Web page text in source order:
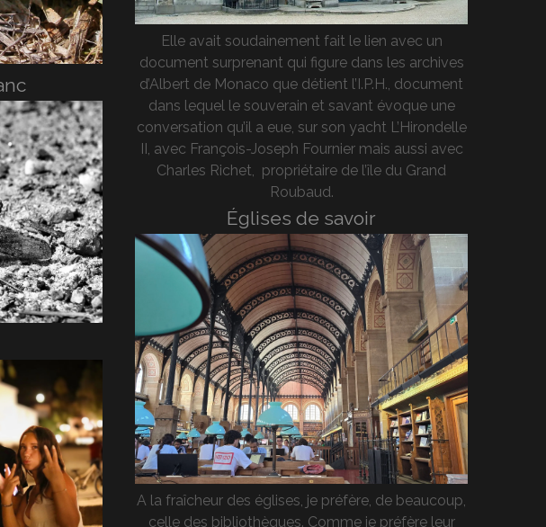
Elle avait soudainement fait le lien avec un
document surprenant qui figure dans les archives
d’Albert de Monaco que détient l’I.P.H., document
dans lequel le souverain et savant évoque une
conversation qu’il a eue, sur son yacht L’Hirondelle
II, avec François-Joseph Fournier mais aussi avec
Charles Richet, propriétaire de l’île du Grand
Roubaud.
Églises de savoir
A la fraîcheur des églises, je préfère, de beaucoup,
celle des bibliothèques. Comme je préfère leur